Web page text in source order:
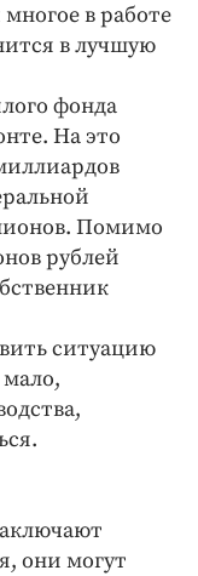
в работе
в лучшую
фонда
На это
Помимо
рублей
ситуацию
они могут